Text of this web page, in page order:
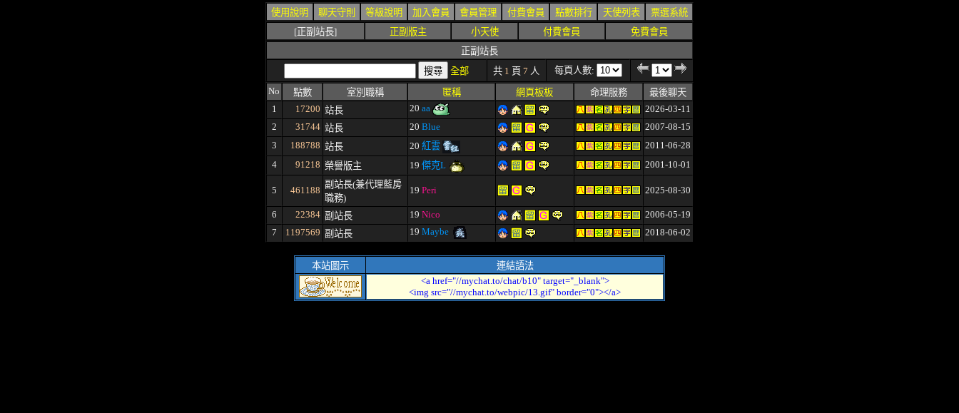
使用說明 聊天守則 等級說明 加入會員 會員管理 付費會員 點數排行 天使列表
票選系統
[正副站長]
正副版主 小天使 付費會員
免費會員
正副站長
全部
共 1 頁 7 人
每頁人數:
No
點數 室別職稱 匿稱 網頁板板 命理服務
最後聊天
1
17200 站長 20 aa
2026-03-11
2
31744 站長 20 Blue
2007-08-15
3
188788 站長 20 紅雲
2011-06-28
4
91218 榮譽版主 19 傑克L 2001-10-01
5 461188
副站長(兼代理藍房
職務)
19 Peri 2025-08-30
6 22384 副站長 19 Nico
2006-05-19
7
1197569 副站長 19 Maybe 2018-06-02
本站圖示
連結語法
<a href="//mychat.to/chat/b10" target="_blank">
<img src="//mychat.to/webpic/13.gif" border="0"></a>